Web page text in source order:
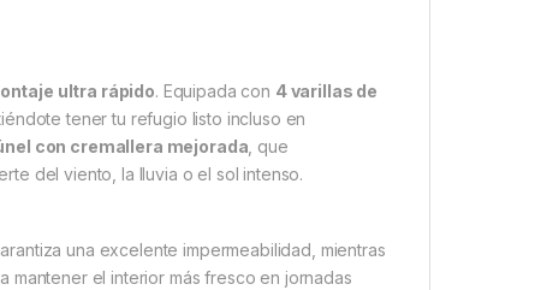
ultra rápido. Equipada con 4 varillas de
tener tu refugio listo incluso en
con cremallera mejorada , que
del viento, la lluvia o el sol intenso.
una excelente impermeabilidad, mientras
mantener el interior más fresco en jornadas